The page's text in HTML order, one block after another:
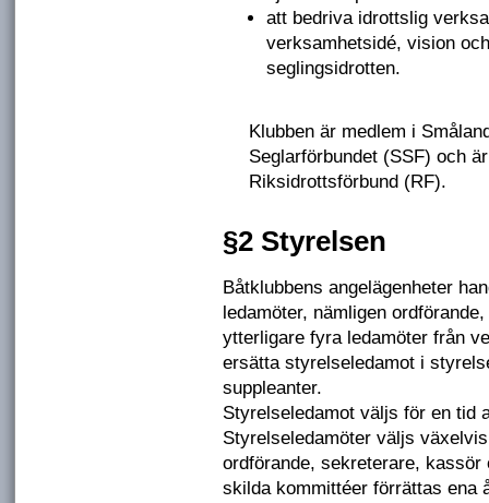
att bedriva idrottslig
verksamhetsidé, vision
seglingsidrotten.
Klubben är medlem i
Seglarförbundet (SSF) och
Riksidrottsförbund (RF).
§2 Styrelsen
Båtklubbens angelägenheter
ledamöter, nämligen
ytterligare fyra ledamöter från
ersätta styrelseledamot i
suppleanter.
Styrelseledamot väljs för en tid
Styrelseledamöter väljs
ordförande, sekreterare,
skilda kommittéer förrättas ena